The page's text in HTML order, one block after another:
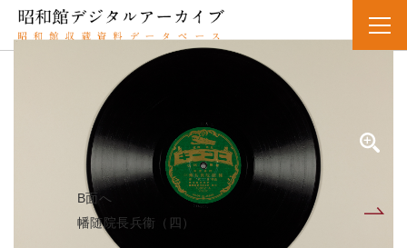
SPレコード
バンズイインチョウベエ（3）
資料番号：SPH11MK020965A
幡随院長兵衞（三）
B面へ
幡随院長兵衞（四）